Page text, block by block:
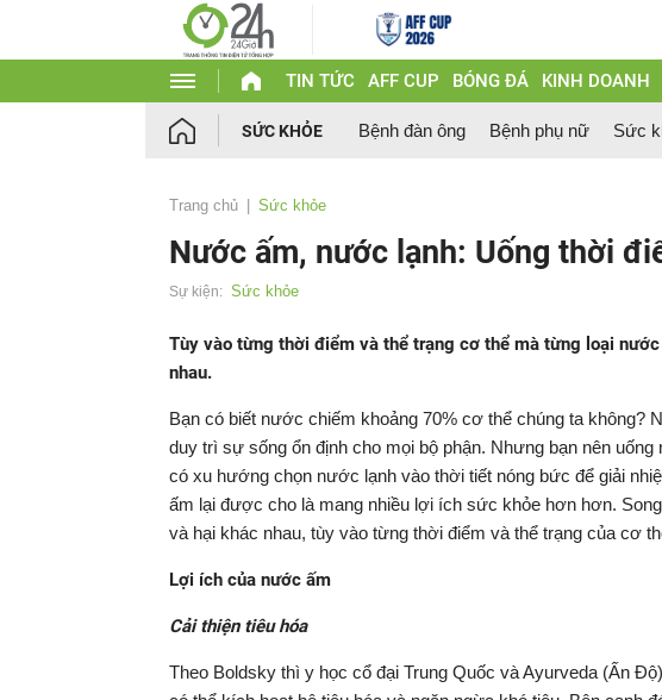
TIN TỨC AFF CUP BÓNG ĐÁ KINH DOANH
SỨC KHỎE Bệnh đàn ông Bệnh phụ nữ Sức
Trang chủ Sức khỏe
Nước ấm, nước lạnh: Uống thời
Sự kiện: Sức khỏe
Tùy vào từng thời điểm và thể trạng cơ thể mà từng loại
nhau.
Bạn có biết nước chiếm khoảng 70% cơ thể chúng ta không?
duy trì sự sống ổn định cho mọi bộ phận. Nhưng bạn nên
có xu hướng chọn nước lạnh vào thời tiết nóng bức để giải
ấm lại được cho là mang nhiều lợi ích sức khỏe hơn hơn.
và hại khác nhau, tùy vào từng thời điểm và thể trạng của cơ
Lợi ích của nước ấm
Cải thiện tiêu hóa
Theo Boldsky thì y học cổ đại Trung Quốc và Ayurveda (Ấn